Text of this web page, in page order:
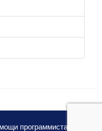
программистам 2026